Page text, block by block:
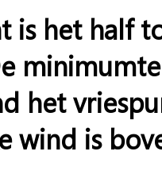
is het half
het
wind is